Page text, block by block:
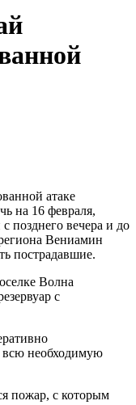
атаке
на 16 февраля,
позднего вечера и до
Вениамин
пострадавшие.
Волна
с
всю необходимую
пожар, с которым